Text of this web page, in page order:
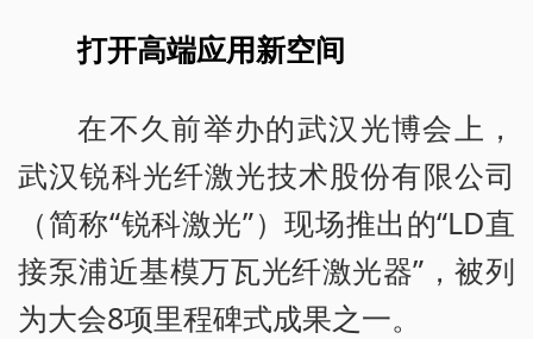
打开高端应用新空间
在不久前举办的武汉光博会上，
武汉锐科光纤激光技术股份有限公司
（简称“锐科激光”）现场推出的“LD直
接泵浦近基模万瓦光纤激光器”，被列
为大会8项里程碑式成果之一。